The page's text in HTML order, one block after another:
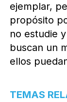
ejemplar,
propósito
no estudie
buscan un
ellos
TEMAS